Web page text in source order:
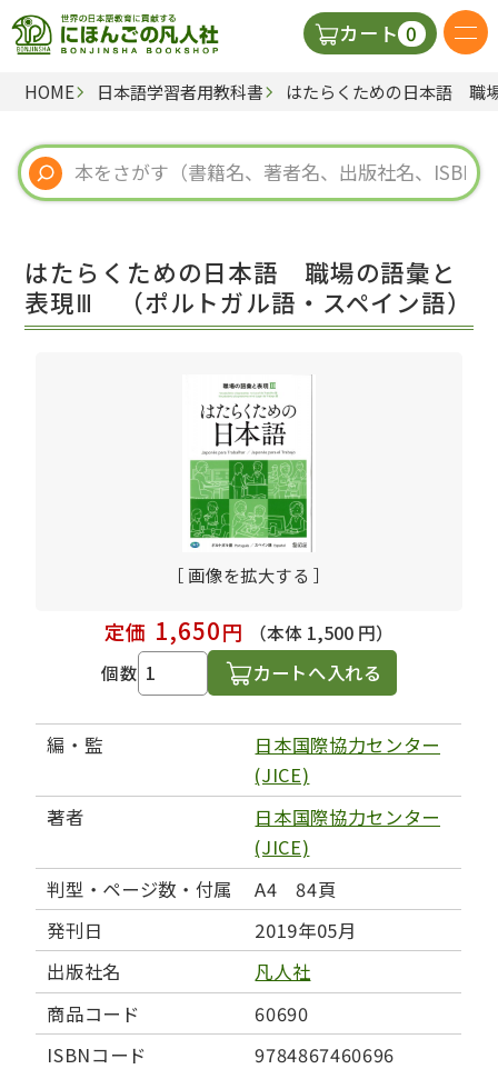
カート 0
日本語の教科書
視聴覚・補助教材
教師用参考書
HOME 日本語学習者用教科書 はたらくための日本語 職
はたらくための日本語 職場の語彙と
表現Ⅲ （ポルトガル語・スペイン語）
［ 画像を拡大する ］
定価 1,650円
（本体 1,500 円）
個数
カートへ入れる
編・監
日本国際協力センター
(JICE)
著者
日本国際協力センター
(JICE)
判型・ページ数・付属
A4 84頁
発刊日
2019年05月
出版社名
凡人社
商品コード
60690
ISBNコード
9784867460696